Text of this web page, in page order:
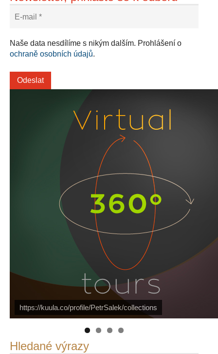
Naše data nesdílíme s nikým dalším. Prohlášení o
ochraně osobních údajů.
https://kuula.co/profile/PetrSalek/collections
Náš mediální partnerFotoVideo.cz
Hledané výrazy